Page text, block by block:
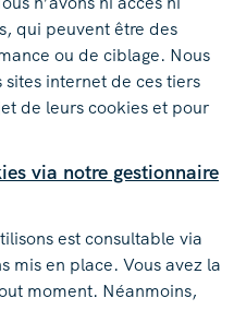
qui peuvent être des
ou de ciblage. Nous
sites internet de ces tiers
de leurs cookies et pour
via notre gestionnaire
est consultable via
mis en place. Vous avez la
moment. Néanmoins,